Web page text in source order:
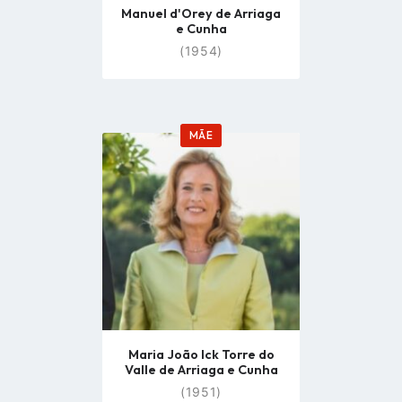
Manuel d'Orey de Arriaga
e Cunha
(1954)
MÃE
Go
to
profile
page
Maria João Ick Torre do
Valle de Arriaga e Cunha
(1951)